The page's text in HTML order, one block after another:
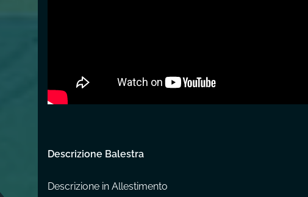
Descrizione Balestra
Descrizione in Allestimento